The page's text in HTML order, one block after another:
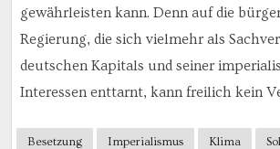
gewährleisten kann. Denn auf die
Regierung, die sich vielmehr als
deutschen Kapitals und seiner
Interessen enttarnt, kann freilich kein
Besetzung Imperialismus Klima